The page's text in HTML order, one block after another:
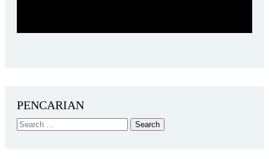
PENCARIAN